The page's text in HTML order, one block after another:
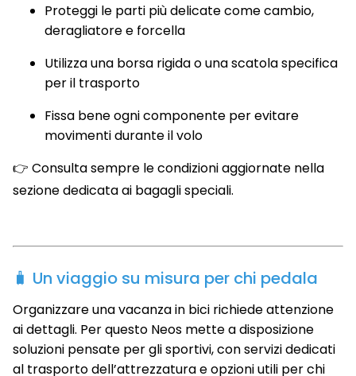
Proteggi le parti più delicate come cambio,
deragliatore e forcella
Utilizza una borsa rigida o una scatola specifica
per il trasporto
Fissa bene ogni componente per evitare
movimenti durante il volo
👉 Consulta sempre le condizioni aggiornate nella
sezione dedicata ai bagagli speciali.
🧳 Un viaggio su misura per chi pedala
Organizzare una vacanza in bici richiede attenzione
ai dettagli. Per questo Neos mette a disposizione
soluzioni pensate per gli sportivi, con servizi dedicati
al trasporto dell’attrezzatura e opzioni utili per chi